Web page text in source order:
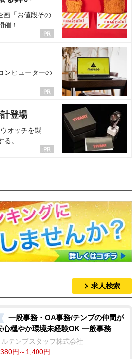
画「お値段その
催！
ンピューターの
登場
オッチを製
。
求人検索
一般事務・OA事務/テンプの仲間が
心穏やか環境未経験OK 一般事務
テンプスタッフ株式会社
円～1,400円